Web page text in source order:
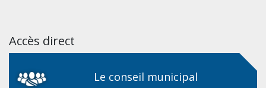
Accès direct
Le conseil municipal